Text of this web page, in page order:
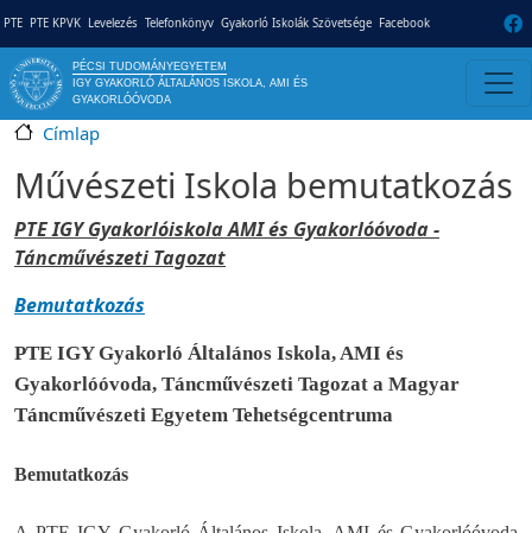
Ugrás a tartalomra
Gyorslinkek
PTE PTE KPVK Levelezés Telefonkönyv Gyakorló Iskolák Szövetsége Facebook
PÉCSI TUDOMÁNYEGYETEM
IGY GYAKORLÓ ÁLTALÁNOS ISKOLA, AMI ÉS
GYAKORLÓÓVODA
Címlap
Művészeti Iskola bemutatkozás
PTE IGY Gyakorlóiskola AMI és Gyakorlóóvoda -
Táncművészeti Tagozat
Bemutatkozás
PTE IGY Gyakorló Általános Iskola, AMI és
Gyakorlóóvoda, Táncművészeti Tagozat a Magyar
Táncművészeti Egyetem Tehetségcentruma
Bemutatkozás